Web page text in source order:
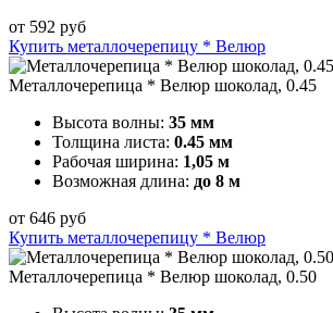
от 592 руб
Купить металлочерепицу * Велюр
Металлочерепица * Велюр шоколад, 0.45
Высота волны: 35 мм
Толщина листа: 0.45 мм
Рабочая ширина: 1,05 м
Возможная длина: до 8 м
от 646 руб
Купить металлочерепицу * Велюр
Металлочерепица * Велюр шоколад, 0.50